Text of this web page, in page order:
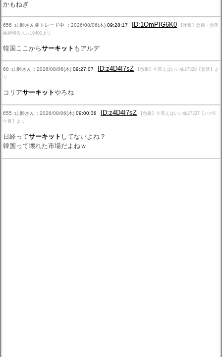
かもねぎ
656 :山師さん＠トレード中 ：2026/08/06(木) 09:28:17 ID:1OmPIG6K0
【速報】急騰・急落
銘柄報告スレ19400より
韓国ここからサーキット もアルデ
68 :山師さん：2026/08/06(木) 09:27:07 ID:z4D4I7sZ
【急騰】今買えばいい株27328【急落】よ
り
コリアサーキットやろね
655 :山師さん：2026/08/06(木) 09:00:38 ID:z4D4I7sZ
【急騰】今買えばいい株27327【ハゲ8
年目】より
日経ってサーキット してないよね？
韓国って壊れた市場だよねｗ